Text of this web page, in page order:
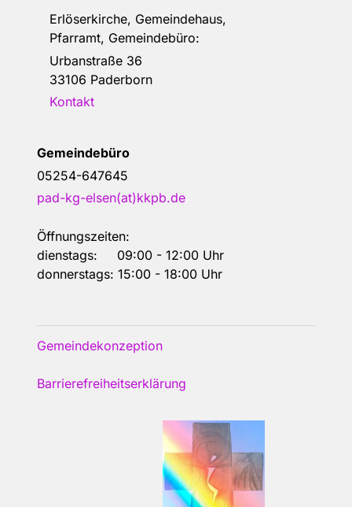
Erlöserkirche, Gemeindehaus,
Pfarramt, Gemeindebüro:
Urbanstraße 36
33106 Paderborn
Kontakt
Gemeindebüro
05254-647645
pad-kg-elsen(at)kkpb.de
Öffnungszeiten:
dienstags: 09:00 - 12:00 Uhr
donnerstags: 15:00 - 18:00 Uhr
Gemeindekonzeption
Barrierefreiheitserklärung